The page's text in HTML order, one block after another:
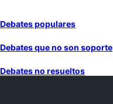
Debates populares
Debates que no son soporte
Debates no resueltos